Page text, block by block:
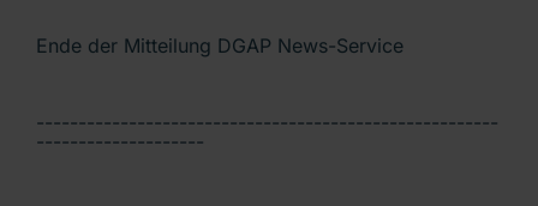
Ende der Mitteilung DGAP News-Service
-------------------------------------------------------
--------------------